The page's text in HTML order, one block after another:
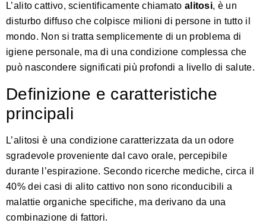
L’alito cattivo, scientificamente chiamato alitosi, è un
disturbo diffuso che colpisce milioni di persone in tutto il
mondo. Non si tratta semplicemente di un problema di
igiene personale, ma di una condizione complessa che
può nascondere significati più profondi a livello di salute.
Definizione e caratteristiche
principali
L’alitosi è una condizione caratterizzata da un odore
sgradevole proveniente dal cavo orale, percepibile
durante l’espirazione. Secondo ricerche mediche, circa il
40% dei casi di alito cattivo non sono riconducibili a
malattie organiche specifiche, ma derivano da una
combinazione di fattori.